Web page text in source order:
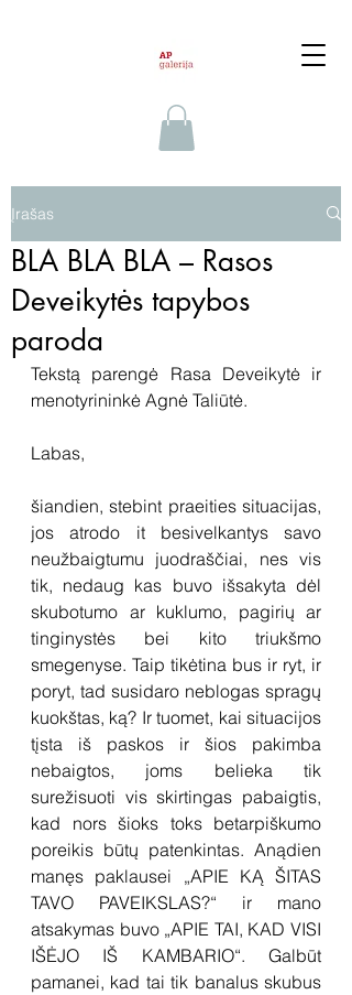
Įrašas
BLA BLA BLA – Rasos
Deveikytės tapybos
paroda
Tekstą parengė Rasa Deveikytė ir
menotyrininkė Agnė Taliūtė.
Labas,
šiandien, stebint praeities situacijas,
jos atrodo it besivelkantys savo
neužbaigtumu juodraščiai, nes vis
tik, nedaug kas buvo išsakyta dėl
skubotumo ar kuklumo, pagirių ar
tinginystės bei kito triukšmo
smegenyse. Taip tikėtina bus ir ryt, ir
poryt, tad susidaro neblogas spragų
kuokštas, ką? Ir tuomet, kai situacijos
tįsta iš paskos ir šios pakimba
nebaigtos, joms belieka tik
surežisuoti vis skirtingas pabaigtis,
kad nors šioks toks betarpiškumo
poreikis būtų patenkintas. Anądien
manęs paklausei „APIE KĄ ŠITAS
TAVO PAVEIKSLAS?“ ir mano
atsakymas buvo „APIE TAI, KAD VISI
IŠĖJO IŠ KAMBARIO“. Galbūt
pamanei, kad tai tik banalus skubus